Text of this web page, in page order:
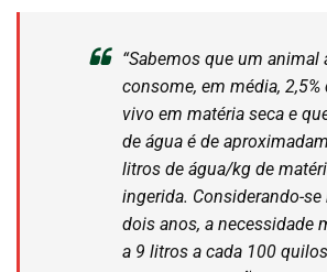
“Sabemos que um animal
consome, em média, 2,5%
vivo em matéria seca e
de água é de
litros de água/kg de
ingerida. Considerando-
dois anos, a necessidade
a 9 litros a cada 100